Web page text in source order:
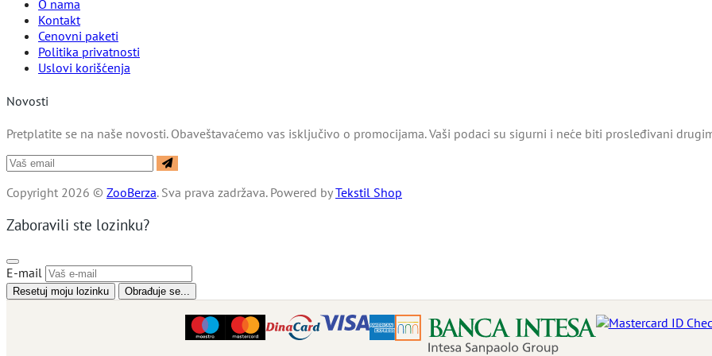
O nama
Kontakt
Cenovni paketi
Politika privatnosti
Uslovi korišćenja
Novosti
Pretplatite se na naše novosti. Obaveštavaćemo vas isključivo o promocijama. Vaši podaci su sigurni i neće biti prosleđivani
Copyright 2026 © ZooBerza. Sva prava zadržava. Powered byTekstil Shop
Zaboravili ste lozinku?
E-mail
Resetuj moju lozinku Obrađuje se...